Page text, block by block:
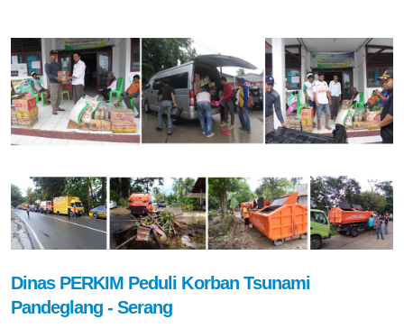
Dinas PERKIM Peduli Korban Tsunami
Pandeglang - Serang